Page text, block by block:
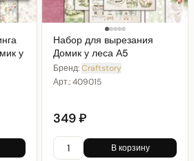
у
Набор для вырезания
Домик у леса А5
Бренд:Craftstory
Арт.:409015
349 ₽
В корзину